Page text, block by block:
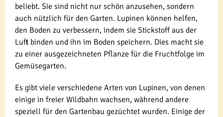
beliebt. Sie sind nicht nur schön anzusehen, sondern
auch nützlich für den Garten. Lupinen können helfen,
den Boden zu verbessern, indem sie Stickstoff aus der
Luft binden und ihn im Boden speichern. Dies macht sie
zu einer ausgezeichneten Pflanze für die Fruchtfolge im
Gemüsegarten.
Es gibt viele verschiedene Arten von Lupinen, von denen
einige in freier Wildbahn wachsen, während andere
speziell für den Gartenbau gezüchtet wurden. Einige der